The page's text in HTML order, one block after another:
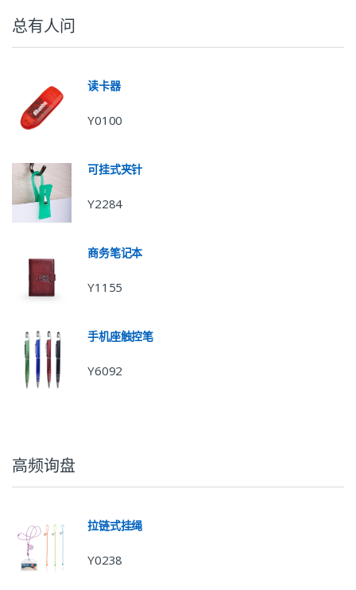
总有人问
读卡器
Y0100
可挂式夹针
Y2284
商务笔记本
Y1155
手机座触控笔
Y6092
高频询盘
拉链式挂绳
Y0238